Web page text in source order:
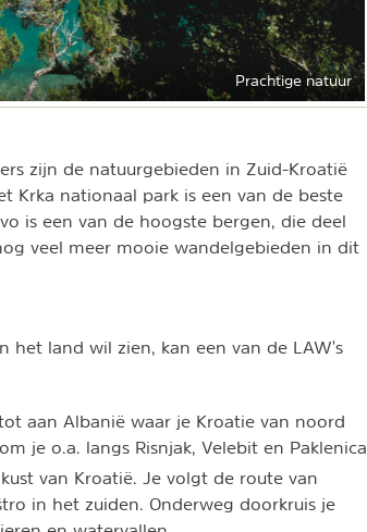
Prachtige natuur
zijn de natuurgebieden in Zuid-Kroatië
Krka nationaal park is een van de beste
is een van de hoogste bergen, die deel
veel meer mooie wandelgebieden in dit
het land wil zien, kan een van de LAW's
aan Albanië waar je Kroatie van noord
je o.a. langs Risnjak, Velebit en Paklenica.
van Kroatië. Je volgt de route van
in het zuiden. Onderweg doorkruis je